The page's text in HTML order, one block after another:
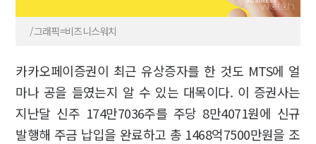
/그래픽=비즈니스워치
카카오페이증권이 최근 유상증자를 한 것도 MTS에 얼
마나 공을 들였는지 알 수 있는 대목이다. 이 증권사는
지난달 신주 174만7036주를 주당 8만4071원에 신규
발행해 주금 납입을 완료하고 총 1468억7500만원을 조